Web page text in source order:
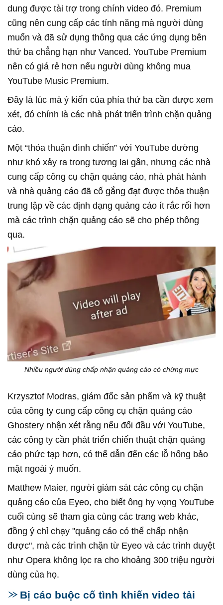
dung được tài trợ trong chính video đó. Premium
cũng nên cung cấp các tính năng mà người dùng
muốn và đã sử dụng thông qua các ứng dụng bên
thứ ba chẳng hạn như Vanced. YouTube Premium
nên có giá rẻ hơn nếu người dùng không mua
YouTube Music Premium.
Đây là lúc mà ý kiến của phía thứ ba cần được xem
xét, đó chính là các nhà phát triển trình chặn quảng
cáo.
Một “thỏa thuận đình chiến” với YouTube dường
như khó xảy ra trong tương lai gần, nhưng các nhà
cung cấp công cụ chặn quảng cáo, nhà phát hành
và nhà quảng cáo đã cố gắng đạt được thỏa thuận
trung lập về các định dạng quảng cáo ít rắc rối hơn
mà các trình chặn quảng cáo sẽ cho phép thông
qua.
Nhiều người dùng chấp nhận quảng cáo có chừng mực
Krzysztof Modras, giám đốc sản phẩm và kỹ thuật
của công ty cung cấp công cụ chặn quảng cáo
Ghostery nhận xét rằng nếu đối đầu với YouTube,
các công ty cần phát triển chiến thuật chặn quảng
cáo phức tạp hơn, có thể dẫn đến các lỗ hổng bảo
mật ngoài ý muốn.
Matthew Maier, người giám sát các công cụ chặn
quảng cáo của Eyeo, cho biết ông hy vọng YouTube
cuối cùng sẽ tham gia cùng các trang web khác,
đồng ý chỉ chạy "quảng cáo có thể chấp nhận
được", mà các trình chặn từ Eyeo và các trình duyệt
như Opera không lọc ra cho khoảng 300 triệu người
dùng của họ.
Bị cáo buộc cố tình khiến video tải